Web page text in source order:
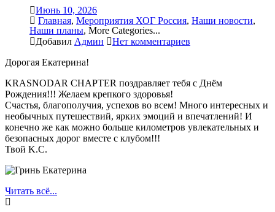
Июнь 10, 2026
Главная, Мероприятия ХОГ Россия, Наши новости,
Наши планы, More Categories...
Добавил Админ
Нет комментариев
Дорогая Екатерина!
KRASNODAR CHAPTER поздравляет тебя с Днём
Рождения!!! Желаем крепкого здоровья!
Счастья, благополучия, успехов во всем! Много интересных и
необычных путешествий, ярких эмоций и впечатлений! И
конечно же как можно больше километров увлекательных и
безопасных дорог вместе с клубом!!!
Твой K.C.
Читать всё...